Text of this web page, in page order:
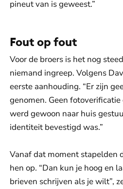
pineut van is geweest.”
Fout op fout
Voor de broers is het nog
niemand ingreep. Volgens
eerste aanhouding. “Er zijn
genomen. Geen fotoverificatie
werd gewoon naar huis
identiteit bevestigd was.”
Vanaf dat moment stapelden
hen op. “Dan kun je hoog en
brieven schrijven als je wilt”,